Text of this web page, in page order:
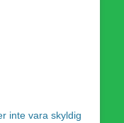
inte vara skyldig